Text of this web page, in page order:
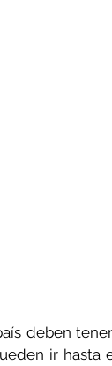
deben
ir hasta